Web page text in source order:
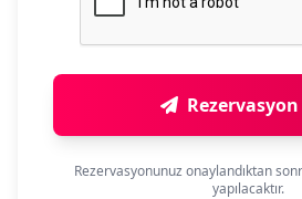
Rezervasyon
Rezervasyonunuz onaylandıktan
yapılacaktır.